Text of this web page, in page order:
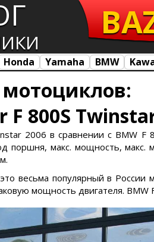
Honda Yamaha BMW
F 800S
2006 в сравнении с BMW F
поршня, макс. мощность, макс.
весьма популярный в
мощность двигателя. BMW